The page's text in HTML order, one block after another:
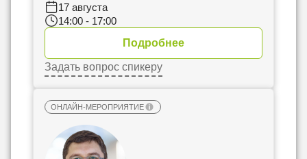
17 августа
14:00 - 17:00
Подробнее
Задать вопрос спикеру
ОНЛАЙН-МЕРОПРИЯТИЕ